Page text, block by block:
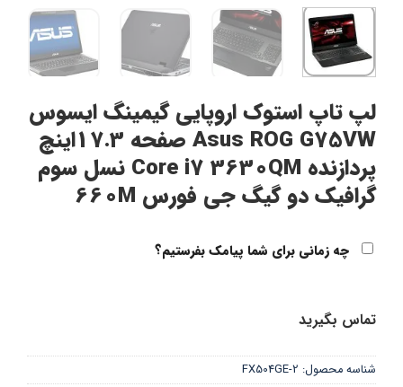
لپ تاپ استوک اروپایی گیمینگ ایسوس
Asus ROG G75VW صفحه 17.3اینچ
پردازنده Core i7 3630QM نسل سوم
گرافیک دو گیگ جی فورس 660M
چه زمانی برای شما پیامک بفرستیم؟
تماس بگیرید
شناسه محصول: FX504GE-2